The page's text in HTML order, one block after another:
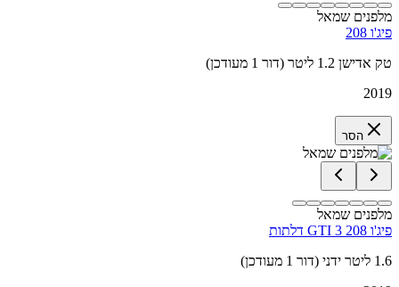
מלפנים שמאל
פיג'ו 208
טק אדישן 1.2 ליטר (דור 1 מעודכן)
2019
הסר
מלפנים שמאל
פיג'ו 208 GTI 3 דלתות
1.6 ליטר ידני (דור 1 מעודכן)